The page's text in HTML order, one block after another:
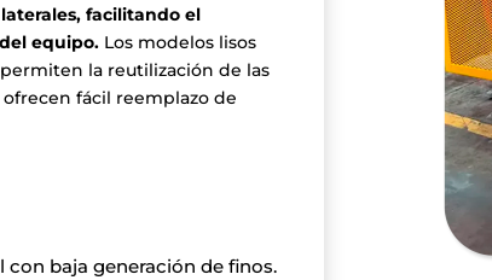
facilitando el
equipo. Los modelos lisos
la reutilización de las
fácil reemplazo de
baja generación de finos.